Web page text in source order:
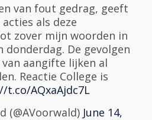
van fout gedrag, geeft
als deze
zover mijn woorden in
donderdag. De gevolgen
aangifte lijken al
Reactie College is
t.co/AQxaAjdc7L
(@AVoorwald) June 14,